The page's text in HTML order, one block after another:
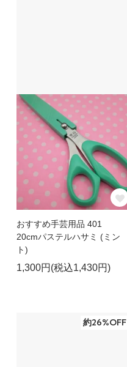
おすすめ手芸用品 401
20cmパステルハサミ (ミン
ト)
1,300円(税込1,430円)
約26%OFF